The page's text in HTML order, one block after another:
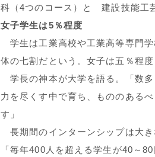
科（4つのコース）と 建設技能工
女子学生は5％程度
学生は工業高校や工業高等専門
体の七割だという。女子は五％程度
学長の神本が大学を語る。「数多
力を尽くす中で育ち、もののある
す」
長期間のインターンシップは大き
「毎年400人を超える学生が40～